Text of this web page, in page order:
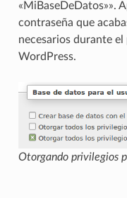
«MiBaseDeDatos»».
contraseña que
necesarios durante
WordPress.
Otorgando privilegios